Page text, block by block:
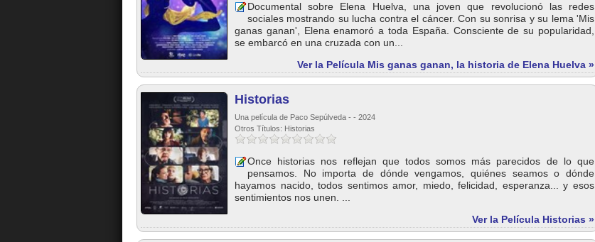
Documental sobre Elena Huelva, una joven que revolucionó las redes
sociales mostrando su lucha contra el cáncer. Con su sonrisa y su lema 'Mis
ganas ganan', Elena enamoró a toda España. Consciente de su popularidad,
se embarcó en una cruzada con un...
Ver la Película Mis ganas ganan, la historia de Elena Huelva »
Historias
Una película de Paco Sepúlveda - - 2024
Otros Títulos: Historias
Once historias nos reflejan que todos somos más parecidos de lo que
pensamos. No importa de dónde vengamos, quiénes seamos o dónde
hayamos nacido, todos sentimos amor, miedo, felicidad, esperanza... y esos
sentimientos nos unen. ...
Ver la Película Historias »